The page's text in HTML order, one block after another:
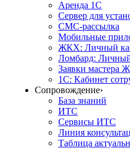
Аренда 1С
Сервер для
СМС-рассылка
Мобильные
ЖКХ: Личный
Ломбард:
Заявки мастера
1С: Кабинет
Сопровождение›
База знаний
ИТС
Сервисы ИТС
Линия
Таблица